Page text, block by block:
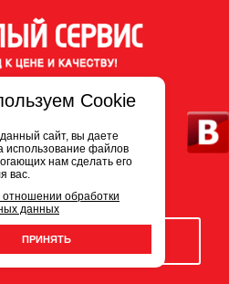
персональных данных
НА СЕРВИС
Cookie
сайт, вы даете
использование файлов
нам сделать его
вас.
отношении обработки
данных
ПРИНЯТЬ